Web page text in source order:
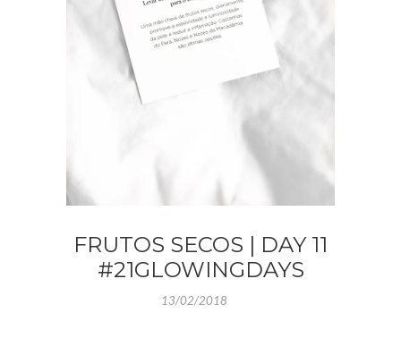
FRUTOS SECOS | DAY 11
#21GLOWINGDAYS
13/02/2018